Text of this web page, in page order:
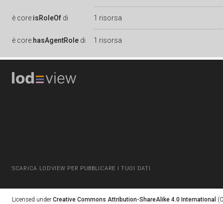
è core:isRoleOf di 1 risorsa
è core:hasAgentRole di 1 risorsa
SCARICA LODVIEW PER PUBBLICARE I TUOI DATI
Licensed under Creative Commons Attribution-ShareAlike 4.0 International